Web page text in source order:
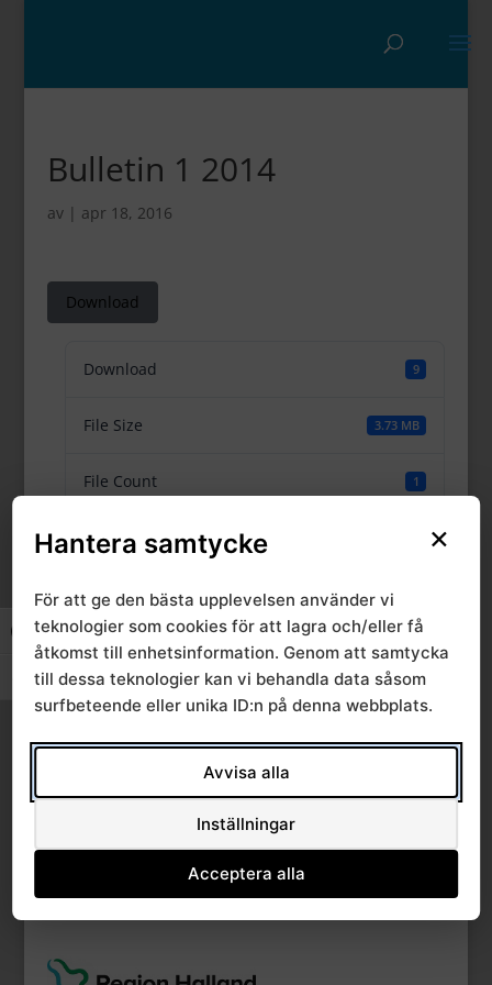
Slå på/av hög kontrast
Slå på/av textstorlek
Bulletin 1 2014
av | apr 18, 2016
Download
Download 9
File Size 3.73 MB
File Count 1
Create Date
Last Updated 18 april, 2016
Bulletin 1 2014
×
Hantera samtycke
För att ge den bästa upplevelsen använder vi
teknologier som cookies för att lagra och/eller få
åtkomst till enhetsinformation. Genom att samtycka
till dessa teknologier kan vi behandla data såsom
surfbeteende eller unika ID:n på denna webbplats.
Avvisa alla
Inställningar
Acceptera alla